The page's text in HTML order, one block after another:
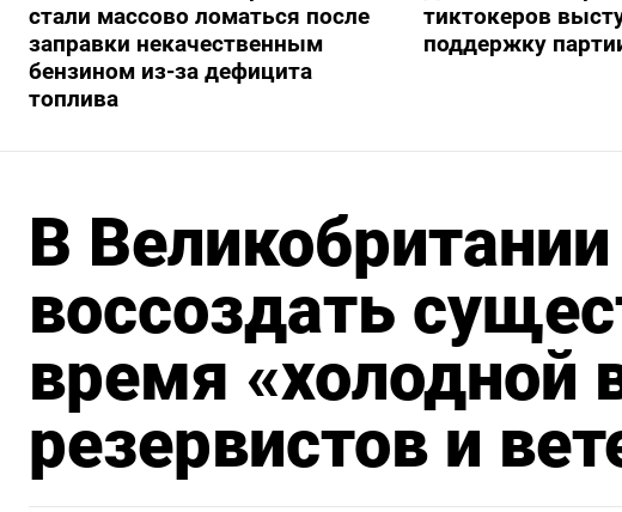
стали массово ломаться после
заправки некачественным
бензином из-за дефицита
топлива
тиктокеров
поддержку
В
воссоздать
время «холодной
резервистов и